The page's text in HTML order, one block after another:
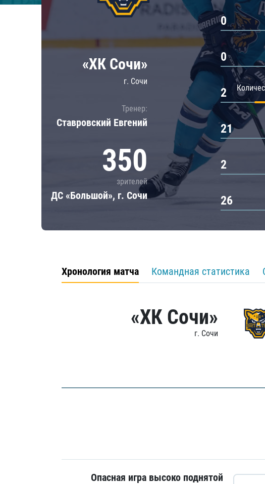
Локомотив
ЦСКА
Шанхайские Драконы
«ХК Сочи»
г. Сочи
Тренер:
Ставровский Евгений
350
зрителей
ДС «Большой», г. Сочи
0
0
2
21
2
26
Хронология матча Командная статистика
«ХК Сочи»
г. Сочи
Опасная игра высоко поднятой